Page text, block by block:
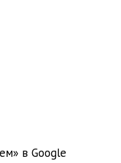
в Google